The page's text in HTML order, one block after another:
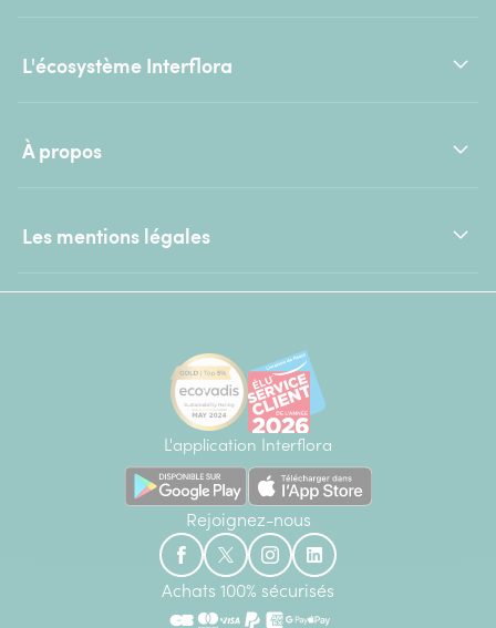
L'écosystème Interflora
À propos
Les mentions légales
L'application Interflora
Rejoignez-nous
Achats 100% sécurisés